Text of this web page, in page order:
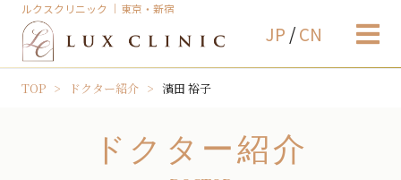
ルクスクリニック ｜東京・新宿
JP /CN
TOP ドクター紹介 濱田 裕子
ドクター紹介